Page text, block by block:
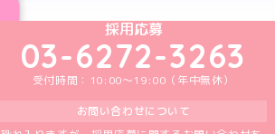
めいどりーみんTikTok公式
めいどりーみんX公式
めいどりーみん
めいどりー
めいど
採用応募
03-6272-3263
受付時間：10:00～19:00（年中無休）
お問い合わせについて